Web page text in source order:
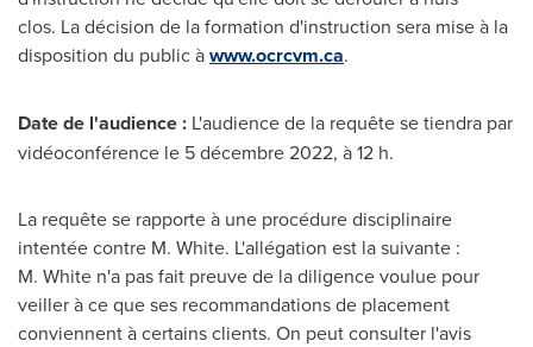
clos. La décision de la formation d'instruction sera mise à la
disposition du public àwww.ocrcvm.ca.
Date de l'audience : L'audience de la requête se tiendra par
vidéoconférence le 5 décembre 2022, à 12 h.
La requête se rapporte à une procédure disciplinaire
intentée contre M. White. L'allégation est la suivante :
M. White n'a pas fait preuve de la diligence voulue pour
veiller à ce que ses recommandations de placement
conviennent à certains clients. On peut consulter l'avis